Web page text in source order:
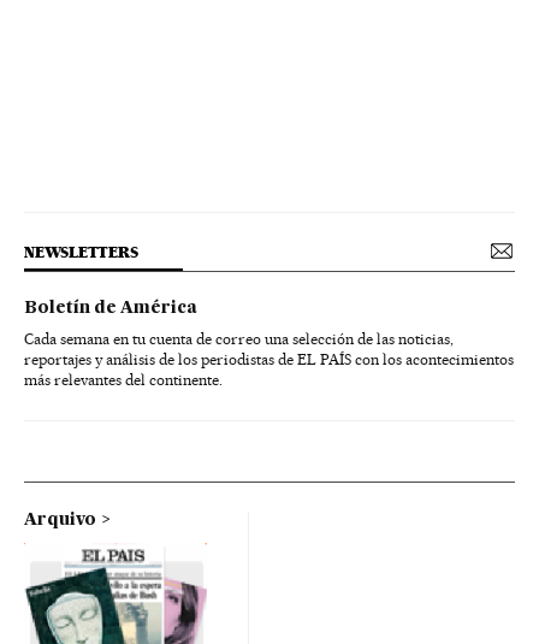
NEWSLETTERS
Boletín de América
Cada semana en tu cuenta de correo una selección de las noticias,
reportajes y análisis de los periodistas de EL PAÍS con los acontecimientos
más relevantes del continente.
Arquivo